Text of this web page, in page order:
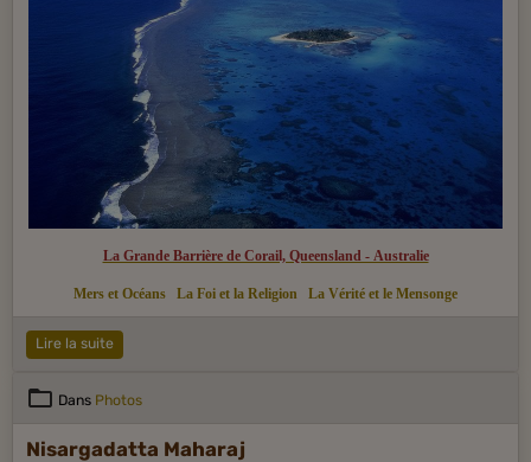
La Grande Barrière de Corail, Queensland - Australie
Mers et Océans La Foi et la Religion La Vérité et le Mensonge
Lire la suite
Dans Photos
Nisargadatta Maharaj